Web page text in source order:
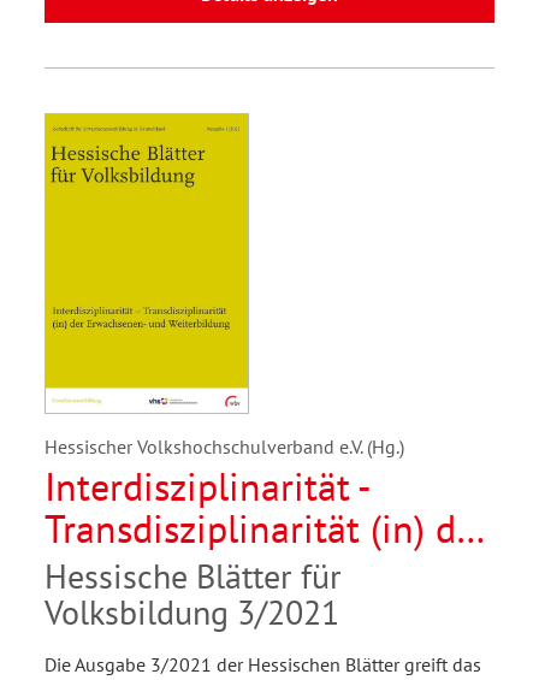
Hessischer Volkshochschulverband e.V. (Hg.)
Interdisziplinarität -
Transdisziplinarität (in) der
Erwachsenen- und
Weiterbildung
Hessische Blätter für
Volksbildung 3/2021
Die Ausgabe 3/2021 der Hessischen Blätter greift das